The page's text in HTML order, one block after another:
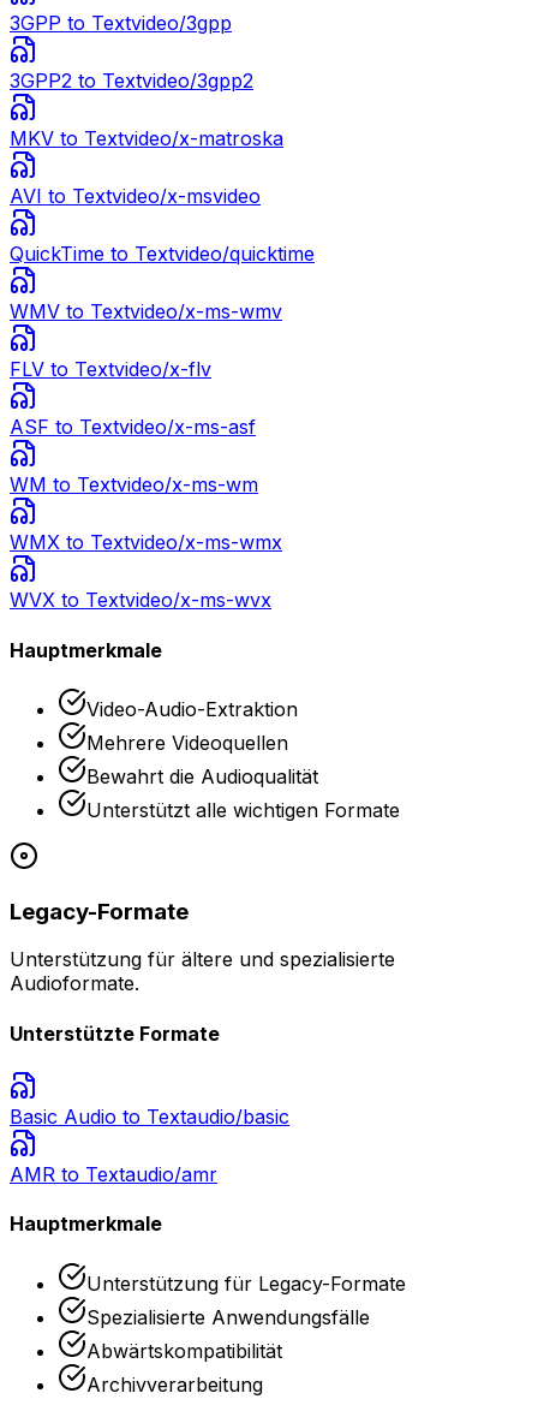
3GPP to Textvideo/3gpp
3GPP2 to Textvideo/3gpp2
MKV to Textvideo/x-matroska
AVI to Textvideo/x-msvideo
QuickTime to Textvideo/quicktime
WMV to Textvideo/x-ms-wmv
FLV to Textvideo/x-flv
ASF to Textvideo/x-ms-asf
WM to Textvideo/x-ms-wm
WMX to Textvideo/x-ms-wmx
WVX to Textvideo/x-ms-wvx
Hauptmerkmale
Video-Audio-Extraktion
Mehrere Videoquellen
Bewahrt die Audioqualität
Unterstützt alle wichtigen Formate
Legacy-Formate
Unterstützung für ältere und spezialisierte
Audioformate.
Unterstützte Formate
Basic Audio to Textaudio/basic
AMR to Textaudio/amr
Hauptmerkmale
Unterstützung für Legacy-Formate
Spezialisierte Anwendungsfälle
Abwärtskompatibilität
Archivverarbeitung